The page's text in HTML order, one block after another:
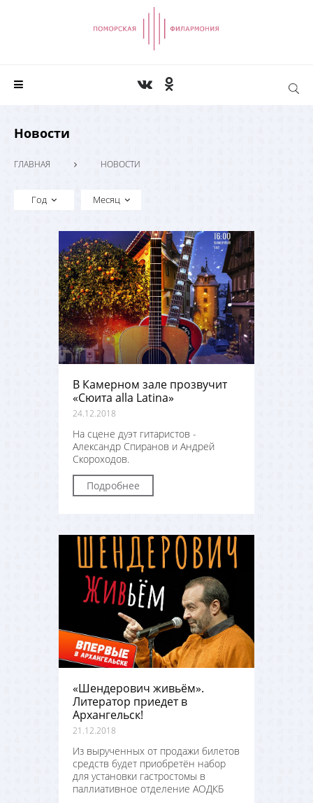
Новости
ГЛАВНАЯ НОВОСТИ
Год Месяц
В Камерном зале прозвучит
«Сюита alla Latina»
24.12.2018
На сцене дуэт гитаристов -
Александр Спиранов и Андрей
Скороходов.
Подробнее
«Шендерович живьём».
Литератор приедет в
Архангельск!
21.12.2018
Из вырученных от продажи билетов
средств будет приобретён набор
для установки гастростомы в
паллиативное отделение АОДКБ